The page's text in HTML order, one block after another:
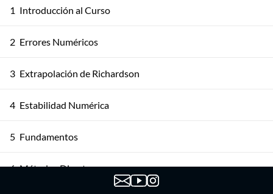
1 Introducción al Curso
2 Errores Numéricos
3 Extrapolación de Richardson
4 Estabilidad Numérica
5 Fundamentos
6 Métodos Directos